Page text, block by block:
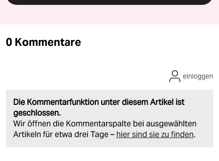
0 Kommentare
Die Kommentarfunktion unter diesem Artikel ist
geschlossen.
Wir öffnen die Kommentarspalte bei ausgewählten
Artikeln für etwa drei Tage – hier sind sie zu finden.
einloggen